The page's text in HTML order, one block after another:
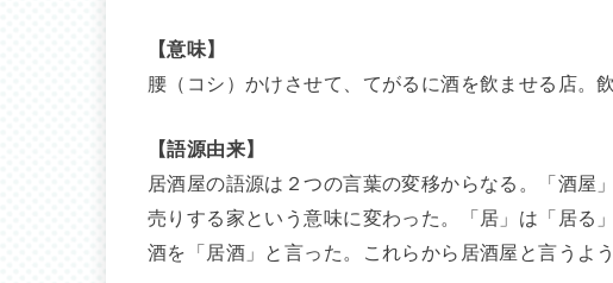
【意味】
腰（コシ）かけさせて、てがるに酒を飲ませる店。飲
【語源由来】
居酒屋の語源は２つの言葉の変移からなる。「酒屋
売りする家という意味に変わった。「居」は「居る
酒を「居酒」と言った。これらから居酒屋と言うよ